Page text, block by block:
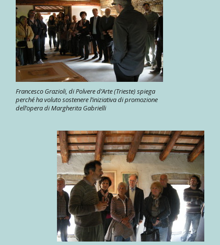
Francesco Grazioli, di Polvere d’Arte (Trieste) spiega
perché ha voluto sostenere l’iniziativa di promozione
dell’opera di Margherita Gabrielli